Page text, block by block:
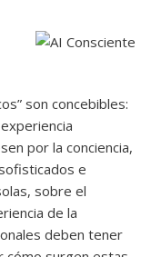
son concebibles:
por la conciencia,
e
sobre el
de la
deben tener